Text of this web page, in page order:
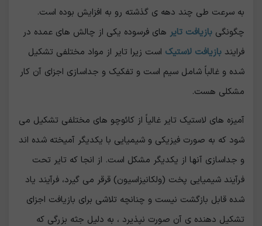
به سرعت طی چند دهه ی گذشته رو به افزایش بوده است.
چگونگی بازیافت تایر های فرسوده یکی از چالش های عمده در
فرایند بازیافت لاستیک است زیرا تایر از مواد مختلفی تشکیل
شده و غالباً شامل سیم است و تفکیک و جداسازی اجزای آن کار
مشکلی هست.
آمیزه های لاستیک تایر غالیاً از کائوچو های مختلفی تشکیل می
شود که به صورت فیزیکی و شیمیایی با یکدیگر آمیخته شده اند
و جداسازی آنها از یکدیگر مشکل است. از انجا که تایر تحت
فرآیند شیمیایی پخت (ولکانیزاسیون) قرقر می گیرد، فرآیند یاد
شده قابل بازگشت نیست و چنانچه تلاشی برای بازیافت اجزای
تشکیل دهنده ی آن صورت نپذیرد ، به دلیل جثه بزرگی که